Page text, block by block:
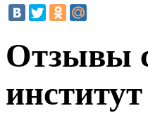
Отзывы